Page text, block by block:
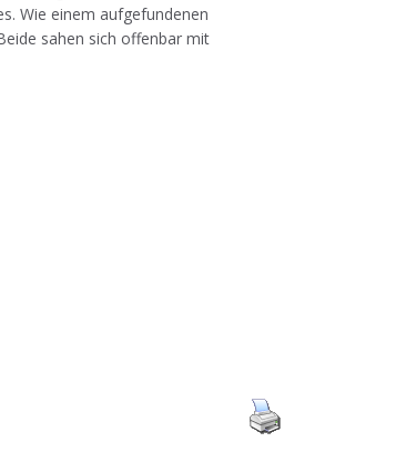
Wie einem aufgefundenen
sahen sich offenbar mit
ganz aus. Foto: